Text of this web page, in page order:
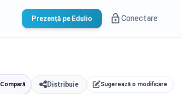
Prezență pe Edulio Conectare
Compară Distribuie Sugerează o modificare